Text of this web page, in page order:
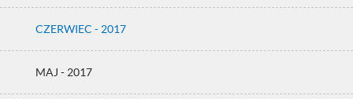
CZERWIEC - 2017
MAJ - 2017